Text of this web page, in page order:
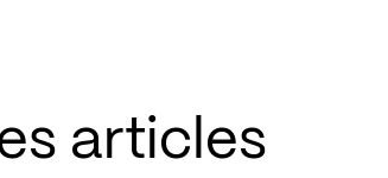
articles